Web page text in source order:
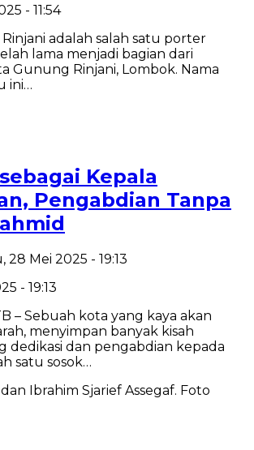
- 11:54
Rinjani adalah salah satu porter
lama menjadi bagian dari
Gunung Rinjani, Lombok. Nama
ini…
Kepala
Pengabdian Tanpa
28 Mei 2025 - 19:13
- 19:13
– Sebuah kota yang kaya akan
menyimpan banyak kisah
dedikasi dan pengabdian kepada
satu sosok…